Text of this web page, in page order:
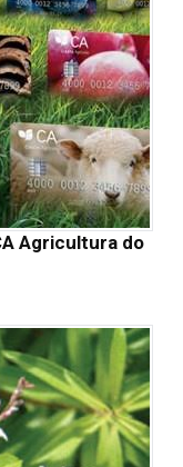
Agricultura do